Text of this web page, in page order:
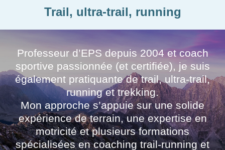
Trail, ultra-trail, running
Professeur d’EPS depuis 2004 et coach
sportive passionnée (et certifiée), je suis
également pratiquante de trail, ultra-trail,
running et trekking.
Mon approche s’appuie sur une solide
expérience de terrain, une expertise en
motricité et plusieurs formations
spécialisées en coaching trail-running et